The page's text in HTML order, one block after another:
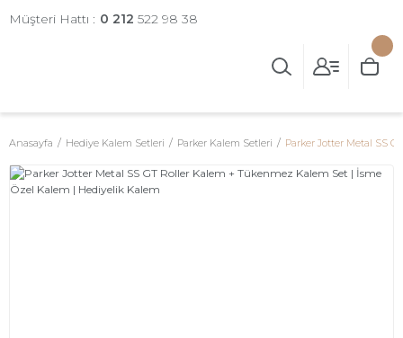
Müşteri Hattı : 0 212 522 98 38
Anasayfa Hediye Kalem Setleri Parker Kalem Setleri Parker Jotter Metal SS